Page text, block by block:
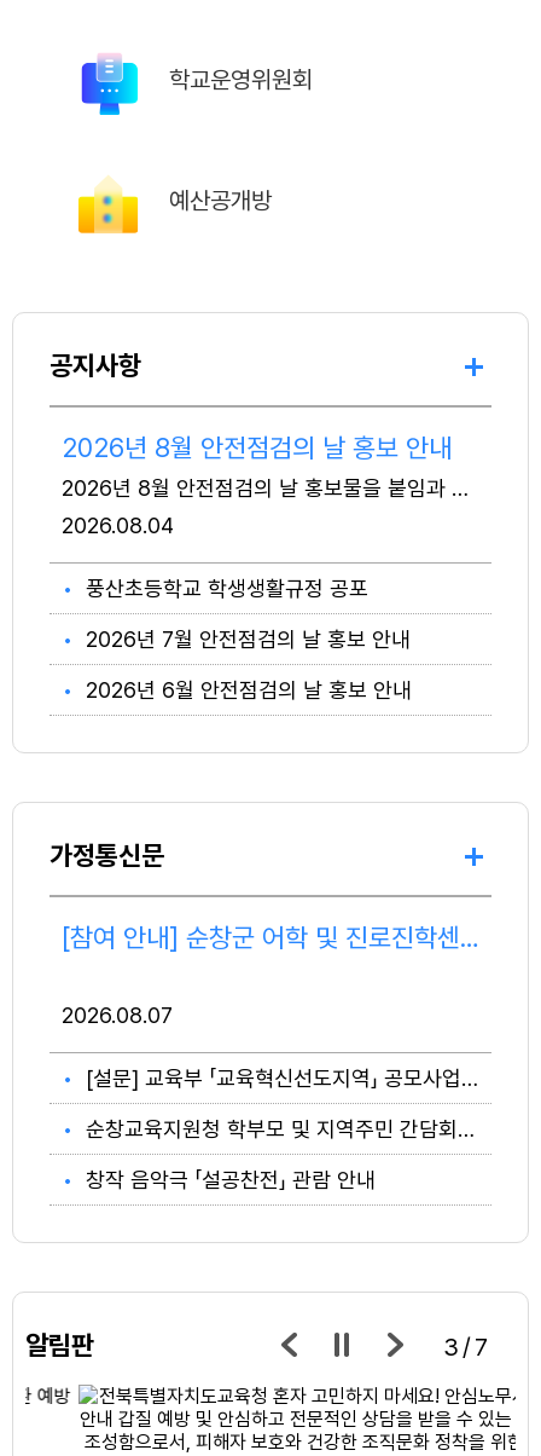
학교운영위원회
예산공개방
공지사항
2026년 8월 안전점검의 날 홍보 안내
2026년 8월 안전점검의 날 홍보물을 붙임과 같이 안내 하오니 많은 관심과 참여 바랍니다. 붙임 여름철 화재예방 안내문(소방청) 1부. 끝.
2026 08.04
풍산초등학교 학생생활규정 공포
2026년 7월 안전점검의 날 홍보 안내
2026년 6월 안전점검의 날 홍보 안내
가정통신문
[참여 안내] 순창군 어학 및 진로진학센터 명칭 공모
2026 08.07
[설문] 교육부 「교육혁신선도지역」 공모사업 교육공동체 의견수렴 설문조사 안내
순창교육지원청 학부모 및 지역주민 간담회 참석 안내
창작 음악극 「설공찬전」 관람 안내
알림판 3/7